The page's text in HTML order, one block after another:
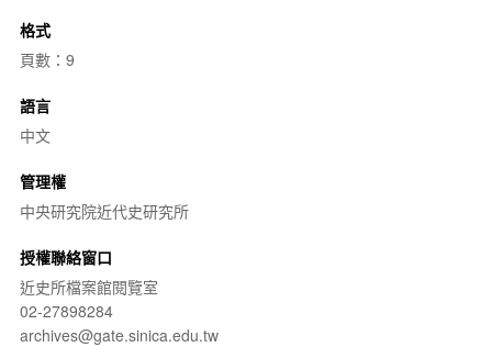
格式
頁數：9
語言
中文
管理權
中央研究院近代史研究所
授權聯絡窗口
近史所檔案館閱覽室
02-27898284
archives@gate.sinica.edu.tw